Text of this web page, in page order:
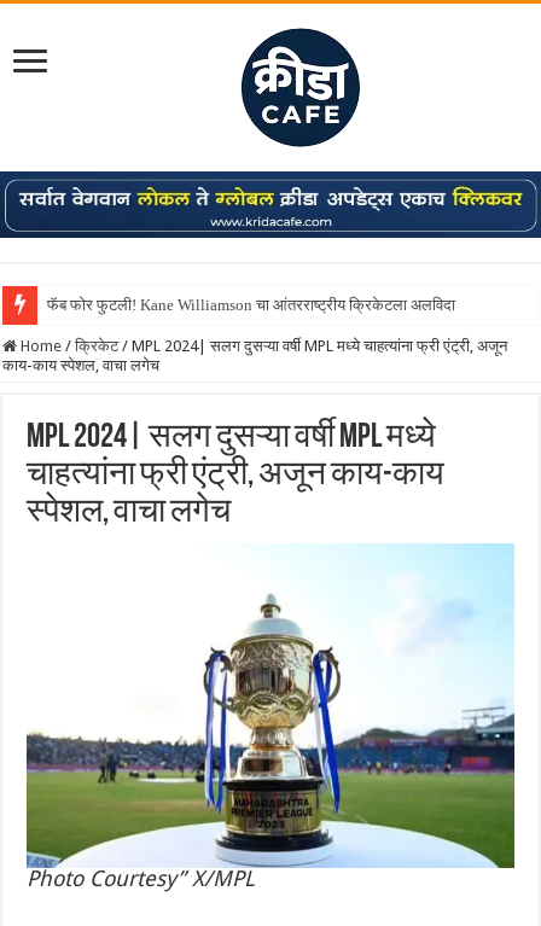
फॅब फोर फुटली! Kane Williamson चा आंतरराष्ट्रीय क्रिकेटला अलविदा
Home / क्रिकेट / MPL 2024| सलग दुसऱ्या वर्षी MPL मध्ये चाहत्यांना फ्री एंट्री, अजून
काय-काय स्पेशल, वाचा लगेच
MPL 2024| सलग दुसऱ्या वर्षी MPL मध्ये
चाहत्यांना फ्री एंट्री, अजून काय-काय
स्पेशल, वाचा लगेच
Photo Courtesy” X/MPL